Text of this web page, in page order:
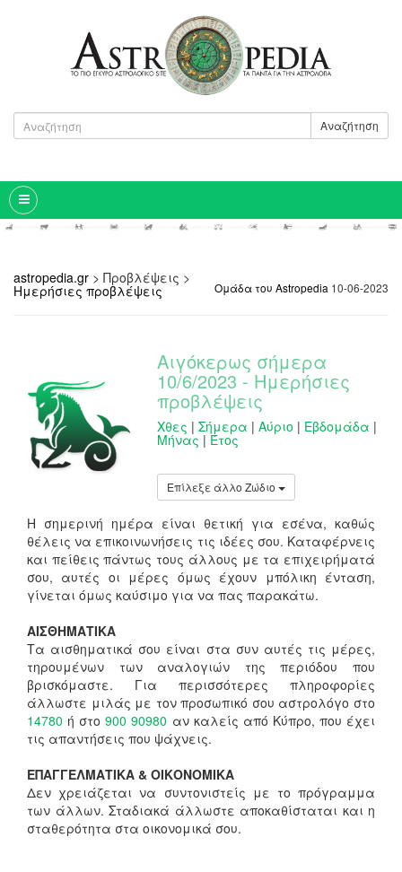
Αναζήτηση
Ομάδα του Astropedia 10-06-2023
astropedia.gr > Προβλέψεις >
Ημερήσιες προβλέψεις
Αιγόκερως σήμερα
10/6/2023 - Ημερήσιες
προβλέψεις
Χθες | Σήμερα | Αύριο | Εβδομάδα |
Μήνας | Έτος
Επίλεξε άλλο Ζώδιο
Η σημερινή ημέρα είναι θετική για εσένα, καθώς
θέλεις να επικοινωνήσεις τις ιδέες σου. Καταφέρνεις
και πείθεις πάντως τους άλλους με τα επιχειρήματά
σου, αυτές οι μέρες όμως έχουν μπόλικη ένταση,
γίνεται όμως καύσιμο για να πας παρακάτω.
ΑΙΣΘΗΜΑΤΙΚΑ
Τα αισθηματικά σου είναι στα συν αυτές τις μέρες,
τηρουμένων των αναλογιών της περιόδου που
βρισκόμαστε. Για περισσότερες πληροφορίες
άλλωστε μιλάς με τον προσωπικό σου αστρολόγο στο
14780 ή στο900 90980 αν καλείς από Κύπρο, που έχει
τις απαντήσεις που ψάχνεις.
ΕΠΑΓΓΕΛΜΑΤΙΚΑ & ΟΙΚΟΝΟΜΙΚΑ
Δεν χρειάζεται να συντονιστείς με το πρόγραμμα
των άλλων. Σταδιακά άλλωστε αποκαθίσταται και η
σταθερότητα στα οικονομικά σου.